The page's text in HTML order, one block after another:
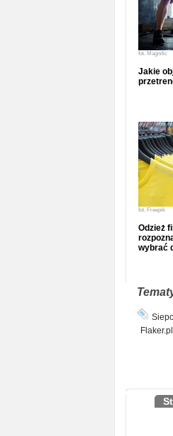
fot. Magnific
Jakie
fot. Freepik
Odzież
wybrać
Flaker.pl